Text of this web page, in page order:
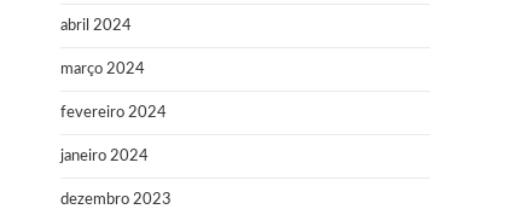
abril 2024
março 2024
fevereiro 2024
janeiro 2024
dezembro 2023